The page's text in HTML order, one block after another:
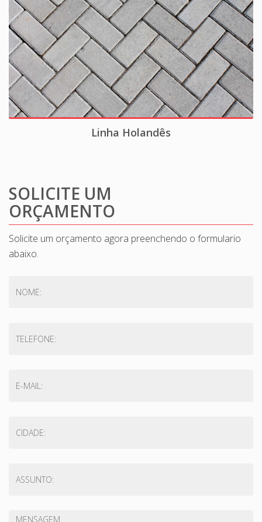
Linha Holandês
SOLICITE UM
ORÇAMENTO
Solicite um orçamento agora preenchendo o formulario
abaixo.